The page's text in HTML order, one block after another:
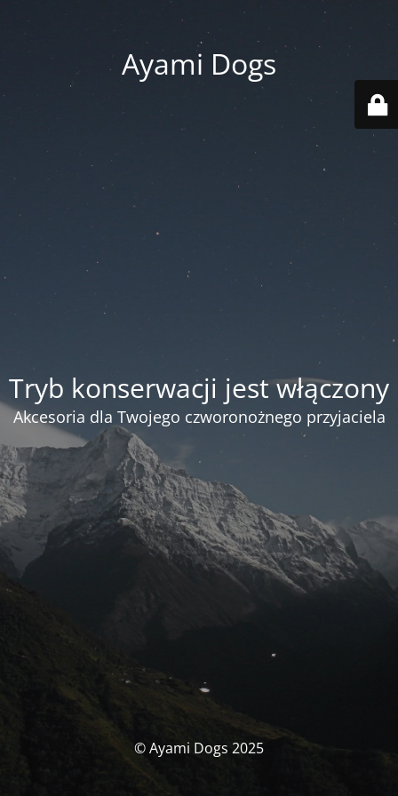
Ayami Dogs
Tryb konserwacji jest włączony
Akcesoria dla Twojego czworonożnego przyjaciela
© Ayami Dogs 2025